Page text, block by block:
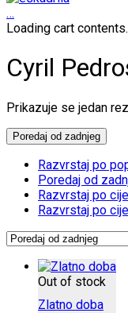
…
Loading cart
Cyril
Prikazuje se jedan
Poredaj od zadnjeg
Razvrstaj po
Poredaj od
Razvrstaj po
Razvrstaj po
Out of stock
Zlatno doba